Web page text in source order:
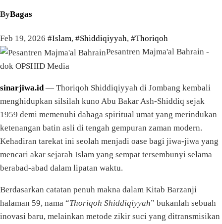
ByBagas
Feb 19, 2026 #Islam, #Shiddiqiyyah, #Thoriqoh
Pesantren Majma'al Bahrain -
dok OPSHID Media
sinarjiwa.id — Thoriqoh Shiddiqiyyah di Jombang kembali
menghidupkan silsilah kuno Abu Bakar Ash-Shiddiq sejak
1959 demi memenuhi dahaga spiritual umat yang merindukan
ketenangan batin asli di tengah gempuran zaman modern.
Kehadiran tarekat ini seolah menjadi oase bagi jiwa-jiwa yang
mencari akar sejarah Islam yang sempat tersembunyi selama
berabad-abad dalam lipatan waktu.
Berdasarkan catatan penuh makna dalam Kitab Barzanji
halaman 59, nama “Thoriqoh Shiddiqiyyah” bukanlah sebuah
inovasi baru, melainkan metode zikir suci yang ditransmisikan